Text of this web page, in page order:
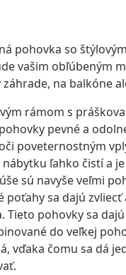
pohovka so
vašim obľúbeným
na balkóne
rámom s
pevné a
poveternostným
ľahko čistí a
sú navyše veľmi
poťahy sa dajú zvliecť
Tieto pohovky sa
do veľkej
vďaka čomu sa dá